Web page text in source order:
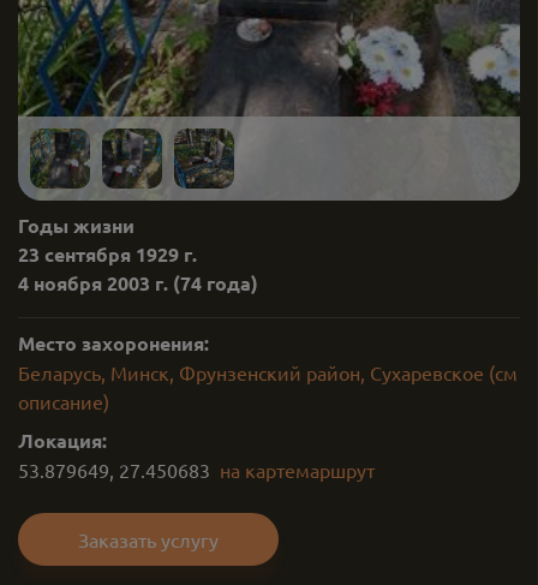
Годы жизни
23 сентября 1929 г.
4 ноября 2003 г. (74 года)
Место захоронения:
Беларусь, Минск, Фрунзенский район, Сухаревское (см
описание)
Локация:
53.879649, 27.450683 на картемаршрут
Заказать услугу